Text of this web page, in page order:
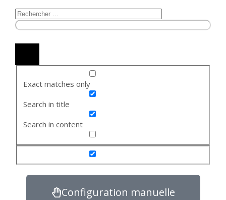
Exact matches only
Search in title
Search in content
Configuration manuelle